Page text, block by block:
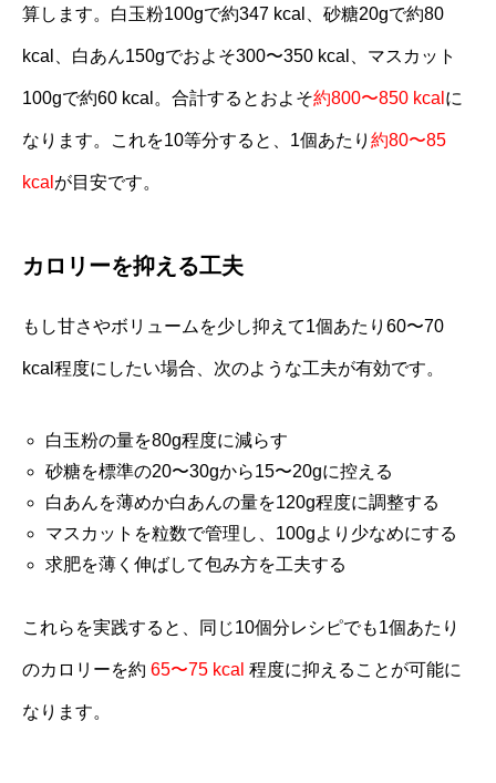
算します。白玉粉100gで約347 kcal、砂糖20gで約80
kcal、白あん150gでおよそ300〜350 kcal、マスカット
100gで約60 kcal。合計するとおよそ約800〜850 kcal に
なります。これを10等分すると、1個あたり 約80〜85
kcal が目安です。
カロリーを抑える工夫
もし甘さやボリュームを少し抑えて1個あたり60〜70
kcal程度にしたい場合、次のような工夫が有効です。
白玉粉の量を80g程度に減らす
砂糖を標準の20〜30gから15〜20gに控える
白あんを薄めか白あんの量を120g程度に調整する
マスカットを粒数で管理し、100gより少なめにする
求肥を薄く伸ばして包み方を工夫する
これらを実践すると、同じ10個分レシピでも1個あたり
のカロリーを約 65〜75 kcal 程度に抑えることが可能に
なります。